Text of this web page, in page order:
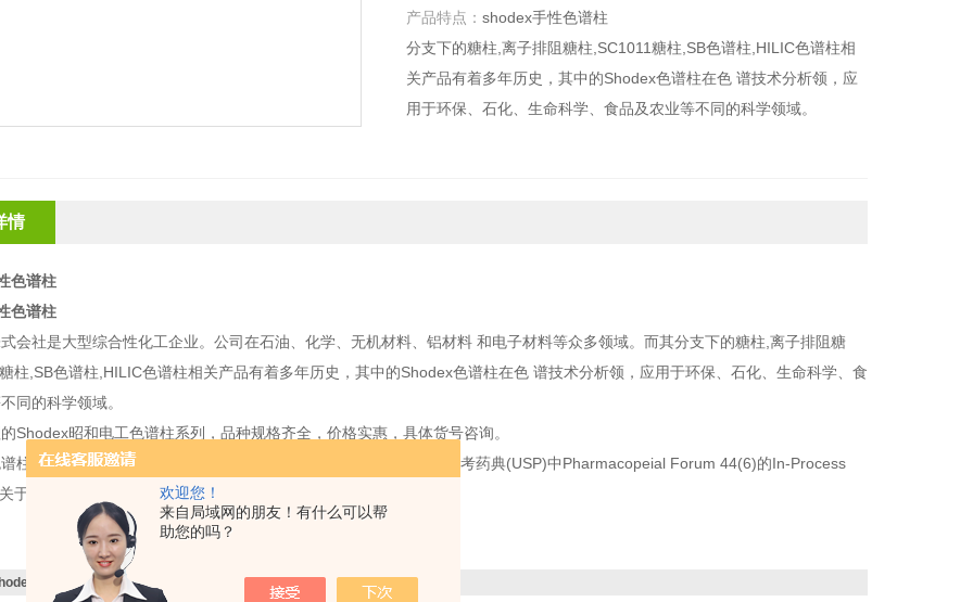
欢迎您！
来自局域网的朋友！有什么可以帮
助您的吗？
产品特点： shodex手性色谱柱
分支下的糖柱,离子排阻糖柱,SC1011糖柱,SB色谱柱,HILIC色谱柱相
关产品有着多年历史，其中的Shodex色谱柱在色 谱技术分析领，应
用于环保、石化、生命科学、食品及农业等不同的科学领域。
情
色谱柱
色谱柱
会社是大型综合性化工企业。公司在石油、化学、无机材料、铝材料 和电子材料等众多领域。而其分支下的糖柱 离子排阻糖
糖柱 ,SB色谱柱 ,HILIC色谱柱相关产品有着多年历史，其中的Shodex色谱柱在色 谱技术分析领，应用于环保、石化、生命科学、食
同的科学领域。
Shodex昭和电工色谱柱系列，品种规格齐全，价格实惠，具体货号咨询。
柱
ORpak CDBS-453 分析去甲肾上腺素（外消旋体）。分析方法参考药典(USP)中Pharmacopeial Forum 44(6)的In-Process
于测定去甲肾上腺素注射液光学纯度的条件。
手性色谱柱感兴趣，想了解更详细的产品信息，填写下表直接与厂家联系：